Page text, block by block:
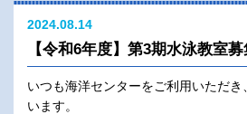
2024.08.14
【令和6年度】第3期水泳教室
いつも海洋センターをご利用いただ
います。